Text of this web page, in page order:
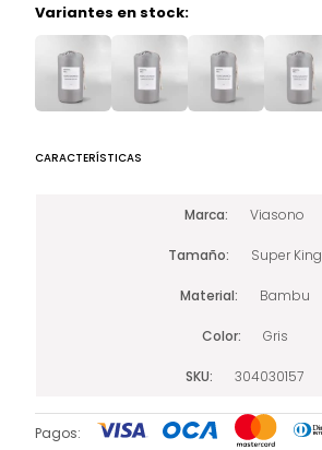
Variantes en stock:
CARACTERÍSTICAS
Marca Viasono
Tamaño Super King
Material Bambu
Color Gris
SKU 304030157
Pagos: